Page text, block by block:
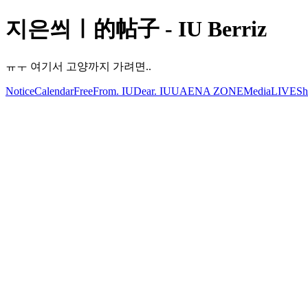
지은씌ㅣ的帖子 - IU Berriz
ㅠㅜ 여기서 고양까지 가려면..
NoticeCalendarFreeFrom. IUDear. IUUAENA ZONEMediaLIVE